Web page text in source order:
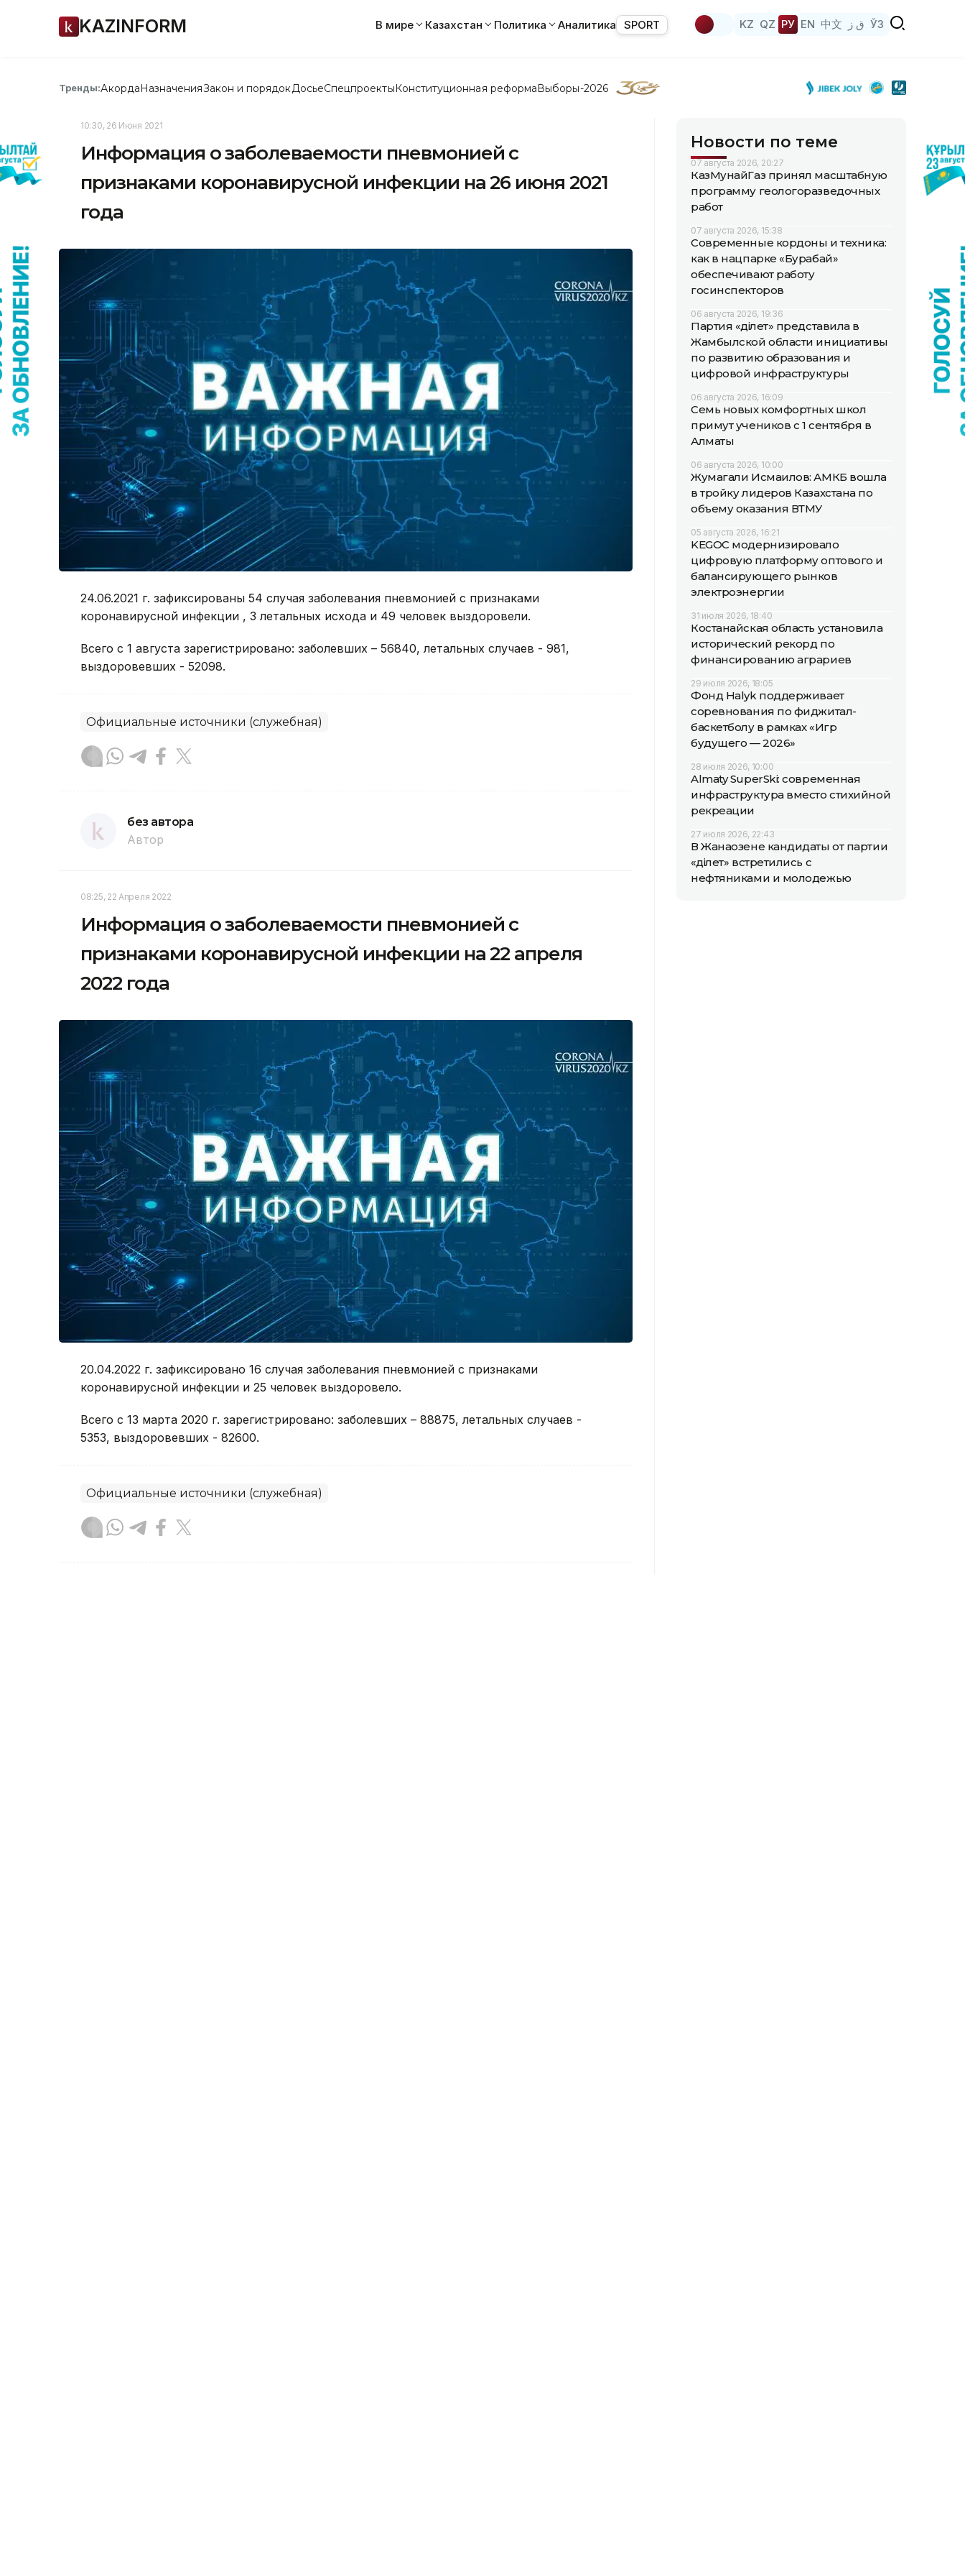
KAZINFORM В мире Казахстан Политика Аналитика SPORT KZ QZ РУ EN 中文 ق ز ЎЗ
Тренды:АкордаНазначенияЗакон и порядок ДосьеСпецпроектыКонституционная реформаВыборы-2026
10:30, 26 Июня 2021
Информация о заболеваемости пневмонией с
признаками коронавирусной инфекции на 26 июня 2021
года
24.06.2021 г. зафиксированы 54 случая заболевания пневмонией с признаками
коронавирусной инфекции , 3 летальных исхода и 49 человек выздоровели.
Всего с 1 августа зарегистрировано: заболевших – 56840, летальных случаев - 981,
выздоровевших - 52098.
Официальные источники (служебная)
без автора
Автор
08:25, 22 Апреля 2022
Информация о заболеваемости пневмонией с
признаками коронавирусной инфекции на 22 апреля
2022 года
20.04.2022 г. зафиксировано 16 случая заболевания пневмонией с признаками
коронавирусной инфекции и 25 человек выздоровело.
Всего с 13 марта 2020 г. зарегистрировано: заболевших – 88875, летальных случаев -
5353, выздоровевших - 82600.
Официальные источники (служебная)
Новости по теме
07 августа 2026, 20:27
КазМунайГаз принял масштабную
программу геологоразведочных
работ
07 августа 2026, 15:38
Современные кордоны и техника:
как в нацпарке «Бурабай»
обеспечивают работу
госинспекторов
06 августа 2026, 19:36
Партия «Әділет» представила в
Жамбылской области инициативы
по развитию образования и
цифровой инфраструктуры
06 августа 2026, 16:09
Семь новых комфортных школ
примут учеников с 1 сентября в
Алматы
06 августа 2026, 10:00
Жумагали Исмаилов: АМКБ вошла
в тройку лидеров Казахстана по
объему оказания ВТМУ
05 августа 2026, 16:21
KEGOC модернизировало
цифровую платформу оптового и
балансирующего рынков
электроэнергии
31 июля 2026, 18:40
Костанайская область установила
исторический рекорд по
финансированию аграриев
29 июля 2026, 18:05
Фонд Halyk поддерживает
соревнования по фиджитал-
баскетболу в рамках «Игр
будущего — 2026»
28 июля 2026, 10:00
Almaty SuperSki: современная
инфраструктура вместо стихийной
рекреации
27 июля 2026, 22:43
В Жанаозене кандидаты от партии
«Әділет» встретились с
нефтяниками и молодежью